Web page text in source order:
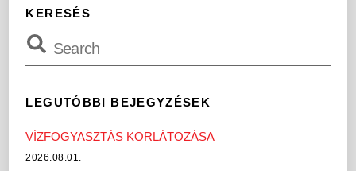
KERESÉS
LEGUTÓBBI BEJEGYZÉSEK
VÍZFOGYASZTÁS KORLÁTOZÁSA
2026.08.01.